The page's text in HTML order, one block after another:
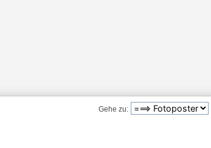
Gehe zu: